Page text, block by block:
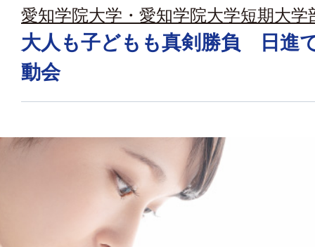
愛知学院大学・愛知学院大学短期大学
大人も子どもも真剣勝負 日進
動会